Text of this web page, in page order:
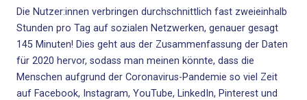
Die Nutzer:innen verbringen durchschnittlich fast zweieinhalb
Stunden pro Tag auf sozialen Netzwerken, genauer gesagt
145 Minuten! Dies geht aus der Zusammenfassung der Daten
für 2020 hervor, sodass man meinen könnte, dass die
Menschen aufgrund der Coronavirus-Pandemie so viel Zeit
auf Facebook, Instagram, YouTube, LinkedIn, Pinterest und